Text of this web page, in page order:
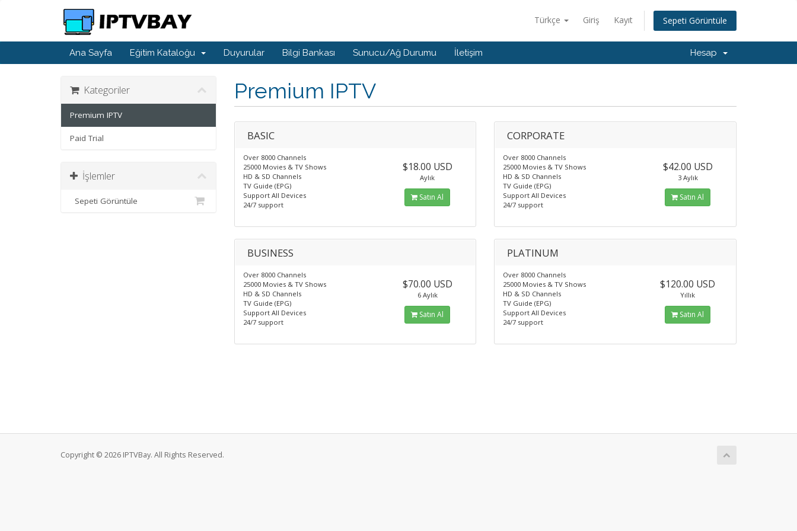
Türkçe Giriş Kayıt Sepeti Görüntüle
Ana Sayfa Eğitim Kataloğu Duyurular Bilgi Bankası Sunucu/Ağ Durumu İletişim Hesap
Premium IPTV
Kategoriler
Premium IPTV
Paid Trial
İşlemler
Sepeti Görüntüle
BASIC
Over 8000 Channels
25000 Movies & TV Shows
HD & SD Channels
TV Guide (EPG)
Support All Devices
24/7 support
$18.00 USD
Aylık
Satın Al
CORPORATE
Over 8000 Channels
25000 Movies & TV Shows
HD & SD Channels
TV Guide (EPG)
Support All Devices
24/7 support
$42.00 USD
3 Aylık
Satın Al
BUSINESS
Over 8000 Channels
25000 Movies & TV Shows
HD & SD Channels
TV Guide (EPG)
Support All Devices
24/7 support
$70.00 USD
6 Aylık
Satın Al
PLATINUM
Over 8000 Channels
25000 Movies & TV Shows
HD & SD Channels
TV Guide (EPG)
Support All Devices
24/7 support
$120.00 USD
Yıllık
Satın Al
Copyright © 2026 IPTVBay. All Rights Reserved.